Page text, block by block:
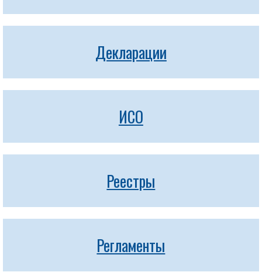
Декларации
ИСО
Реестры
Регламенты